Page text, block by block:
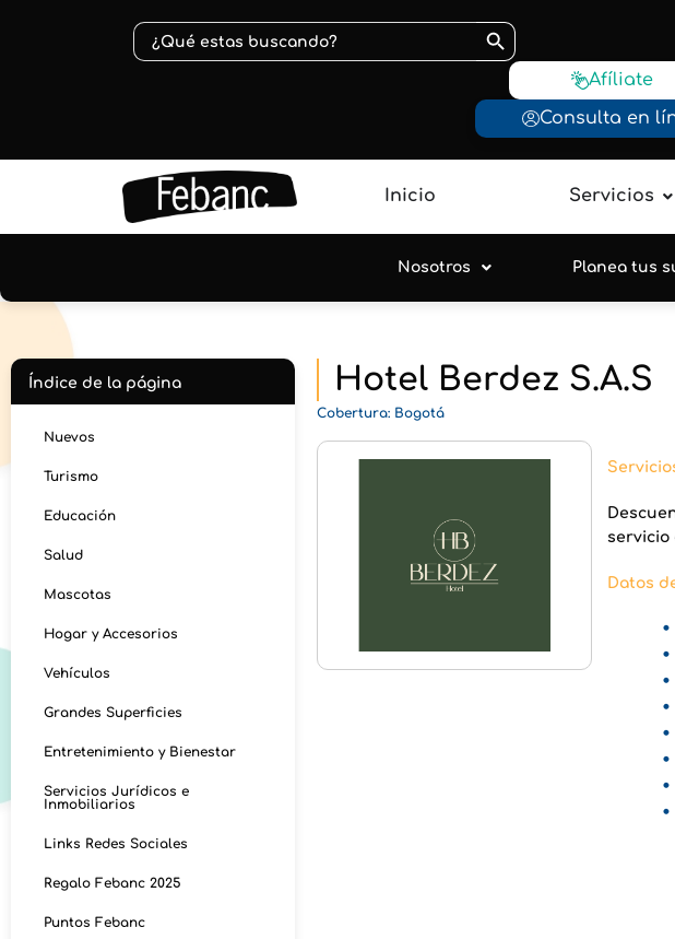
Buscar:
Botón de búsqueda
Afíliate
Consulta en
Inicio Servicios
Nosotros Planea tus
Índice de la página
Nuevos
Turismo
Educación
Salud
Mascotas
Hogar y Accesorios
Vehículos
Grandes Superficies
Entretenimiento y Bienestar
Servicios Jurídicos e
Inmobiliarios
Links Redes Sociales
Regalo Febanc 2025
Puntos Febanc
Hotel Berdez S.A.S
Cobertura: Bogotá
servicio
Datos